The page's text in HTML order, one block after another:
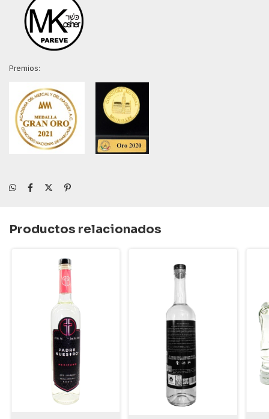
Premios:
Productos relacionados